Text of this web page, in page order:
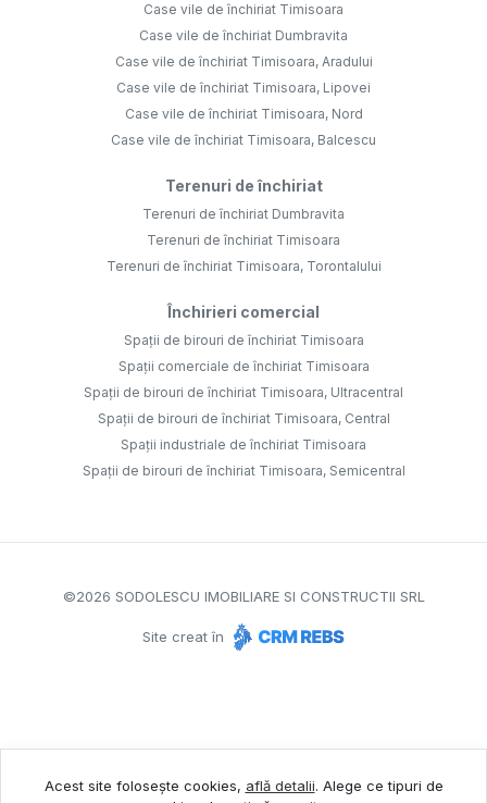
Case vile de închiriat Timisoara
Case vile de închiriat Dumbravita
Case vile de închiriat Timisoara, Aradului
Case vile de închiriat Timisoara, Lipovei
Case vile de închiriat Timisoara, Nord
Case vile de închiriat Timisoara, Balcescu
Terenuri de închiriat
Terenuri de închiriat Dumbravita
Terenuri de închiriat Timisoara
Terenuri de închiriat Timisoara, Torontalului
Închirieri comercial
Spații de birouri de închiriat Timisoara
Spații comerciale de închiriat Timisoara
Spații de birouri de închiriat Timisoara, Ultracentral
Spații de birouri de închiriat Timisoara, Central
Spații industriale de închiriat Timisoara
Spații de birouri de închiriat Timisoara, Semicentral
©2026 SODOLESCU IMOBILIARE SI CONSTRUCTII SRL
Site creat în
Acest site folosește cookies, află detalii. Alege ce tipuri de